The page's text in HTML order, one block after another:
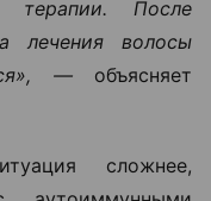
терапии. После
лечения волосы
—объясняет
сложнее,